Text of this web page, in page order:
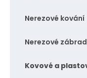
Nerezové kování
Nerezové
Kovové a